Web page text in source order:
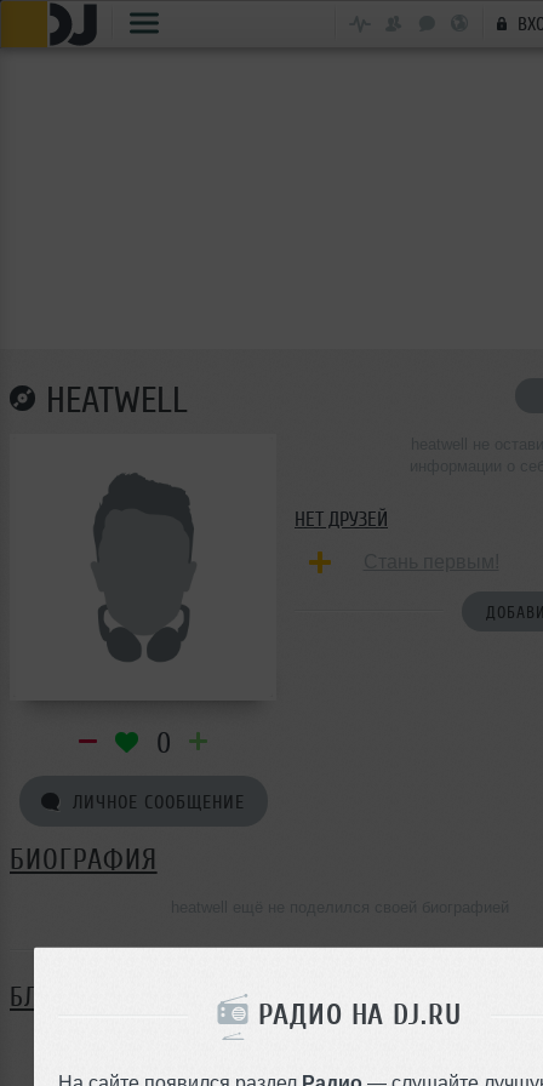
РАДИО НА DJ.RU
На сайте появился раздел Радио — слушайте
HEATWELL
0
ЛИЧНОЕ СООБЩЕНИЕ
НЕТ ДРУЗЕЙ
БИОГРАФИЯ
БЛОГ